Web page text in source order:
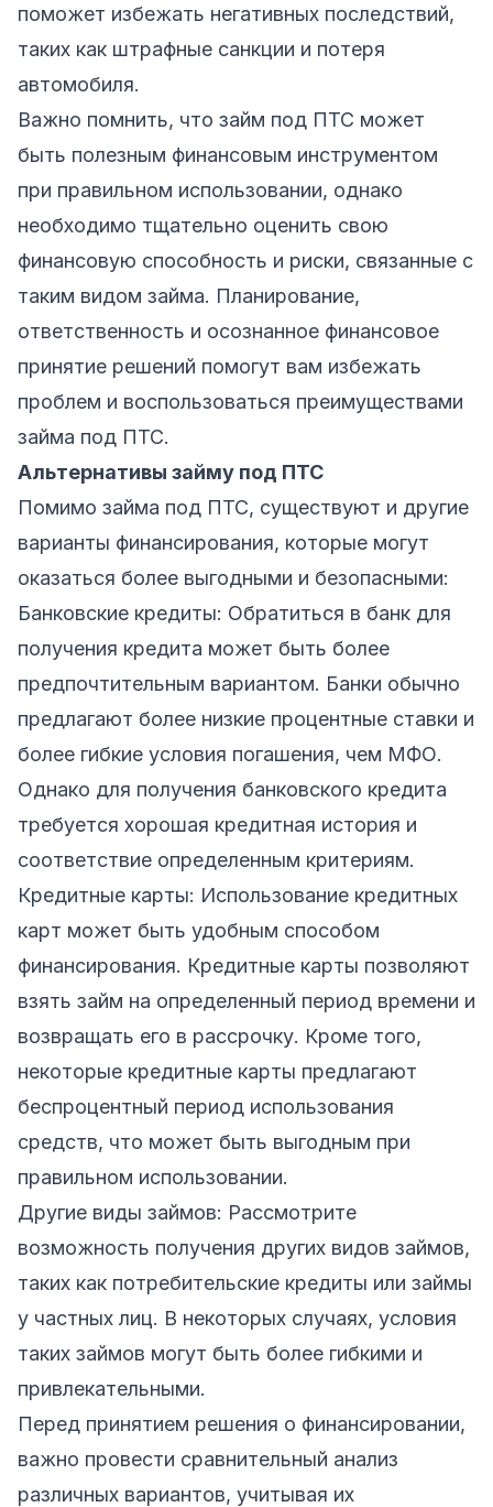
поможет избежать негативных последствий,
таких как штрафные санкции и потеря
автомобиля.
Важно помнить, что займ под ПТС может
быть полезным финансовым инструментом
при правильном использовании, однако
необходимо тщательно оценить свою
финансовую способность и риски, связанные с
таким видом займа. Планирование,
ответственность и осознанное финансовое
принятие решений помогут вам избежать
проблем и воспользоваться преимуществами
займа под ПТС.
Альтернативы займу под ПТС
Помимо займа под ПТС, существуют и другие
варианты финансирования, которые могут
оказаться более выгодными и безопасными:
Банковские кредиты: Обратиться в банк для
получения кредита может быть более
предпочтительным вариантом. Банки обычно
предлагают более низкие процентные ставки и
более гибкие условия погашения, чем МФО.
Однако для получения банковского кредита
требуется хорошая кредитная история и
соответствие определенным критериям.
Кредитные карты: Использование кредитных
карт может быть удобным способом
финансирования. Кредитные карты позволяют
взять займ на определенный период времени и
возвращать его в рассрочку. Кроме того,
некоторые кредитные карты предлагают
беспроцентный период использования
средств, что может быть выгодным при
правильном использовании.
Другие виды займов: Рассмотрите
возможность получения других видов займов,
таких как потребительские кредиты или займы
у частных лиц. В некоторых случаях, условия
таких займов могут быть более гибкими и
привлекательными.
Перед принятием решения о финансировании,
важно провести сравнительный анализ
различных вариантов, учитывая их